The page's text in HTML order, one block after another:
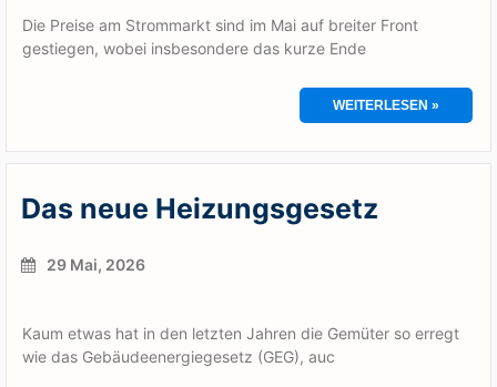
Die Preise am Strommarkt sind im Mai auf breiter Front
gestiegen, wobei insbesondere das kurze Ende
WEITERLESEN »
Das neue Heizungsgesetz
29 Mai, 2026
Kaum etwas hat in den letzten Jahren die Gemüter so erregt
wie das Gebäudeenergiegesetz (GEG), auc